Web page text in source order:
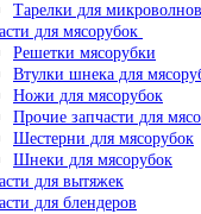
Тарелки для
для мясорубок
Решетки мясорубки
Втулки шнека для
Ножи для мясорубок
Прочие запчасти для
Шестерни для мясорубок
Шнеки для мясорубок
для вытяжек
для блендеров